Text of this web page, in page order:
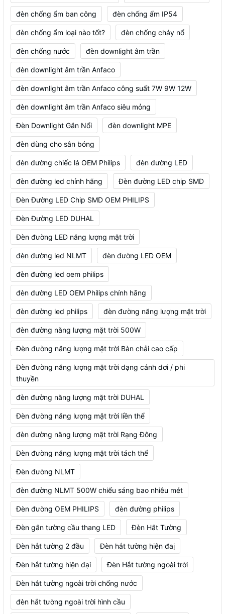
đèn chống ẩm ban công đèn chống ẩm IP54
đèn chống ẩm loại nào tốt? đèn chống cháy nổ
đèn chống nước đèn downlight âm trần
đèn downlight âm trần Anfaco
đèn downlight âm trần Anfaco công suất 7W 9W 12W
đèn downlight âm trần Anfaco siêu mỏng
Đèn Downlight Gắn Nổi đèn downlight MPE
đèn dùng cho sân bóng
đèn đường chiếc lá OEM Philips đèn đường LED
đèn đường led chính hãng Đèn đường LED chip SMD
Đèn Đường LED Chip SMD OEM PHILIPS
Đèn Đường LED DUHAL
Đèn đường LED năng lượng mặt trời
đèn đường led NLMT đèn đường LED OEM
đèn đường led oem philips
đèn đường LED OEM Philips chính hãng
đèn đường led philips đèn đường năng lượng mặt trời
đèn đường năng lượng mặt trời 500W
Đèn đường năng lượng mặt trời Bàn chải cao cấp
Đèn đường năng lượng mặt trời dạng cánh dơi / phi
thuyền
đèn đường năng lượng mặt trời DUHAL
Đèn đường năng lượng mặt trời liền thể
đèn đường năng lượng mặt trời Rạng Đông
Đèn đường năng lượng mặt trời tách thể
Đèn đường NLMT
đèn đường NLMT 500W chiếu sáng bao nhiêu mét
Đèn đường OEM PHILIPS đèn đường philips
Đèn gắn tường cầu thang LED Đèn Hắt Tường
Đèn hắt tường 2 đầu Đèn hắt tường hiện đaị
Đèn hắt tường hiện đại Đèn Hắt tường ngoài trời
Đèn hắt tường ngoài trời chống nước
đèn hắt tường ngoài trời hình cầu